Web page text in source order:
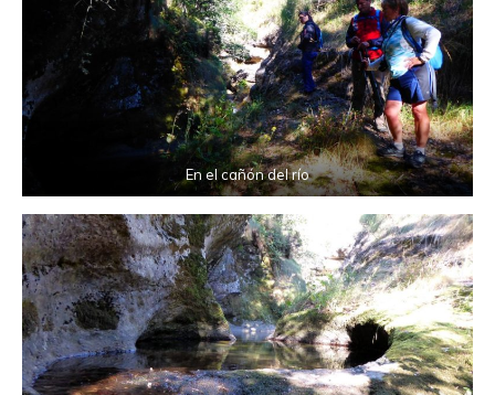
En el cañón del río